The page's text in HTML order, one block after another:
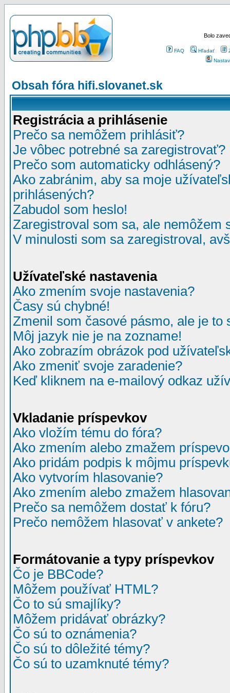
Bolo
FAQ Hľadať
Obsah fóra hifi.slovanet.sk
Registrácia a prihlásenie
Prečo sa nemôžem prihlásiť?
Je vôbec potrebné sa zaregistrovať?
Prečo som automaticky odhlásený?
Ako zabránim, aby sa moje
prihlásených?
Zabudol som heslo!
Zaregistroval som sa, ale nemôžem
V minulosti som sa zaregistroval,
Užívateľské nastavenia
Ako zmením svoje nastavenia?
Časy sú chybné!
Zmenil som časové pásmo, ale je to
Môj jazyk nie je na zozname!
Ako zobrazím obrázok pod
Ako zmeniť svoje zaradenie?
Keď kliknem na e-mailový odkaz
Vkladanie príspevkov
Ako vložím tému do fóra?
Ako zmením alebo zmažem
Ako pridám podpis k môjmu
Ako vytvorím hlasovanie?
Ako zmením alebo zmažem
Prečo sa nemôžem dostať k fóru?
Prečo nemôžem hlasovať v ankete?
Formátovanie a typy príspevkov
Čo je BBCode?
Môžem používať HTML?
Čo to sú smajlíky?
Môžem pridávať obrázky?
Čo sú to oznámenia?
Čo sú to dôležité témy?
Čo sú to uzamknuté témy?